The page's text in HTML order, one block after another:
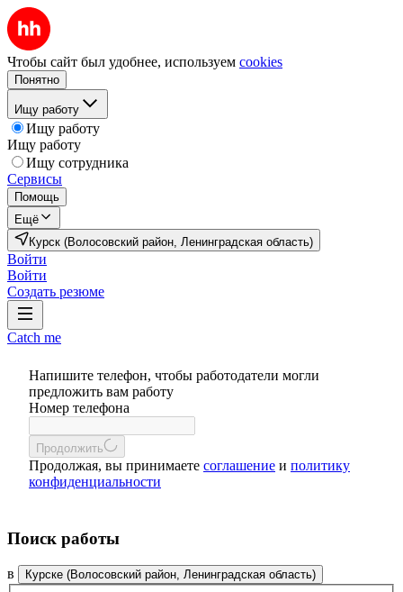
Чтобы сайт был удобнее, используем cookies
Понятно
Ищу работу
Ищу работу
Ищу работу
Ищу сотрудника
Сервисы
Помощь
Ещё
Курск (Волосовский район, Ленинградская область)
Войти
Войти
Создать резюме
Catch me
Напишите телефон, чтобы работодатели могли
предложить вам работу
Номер телефона
Продолжить
Продолжая, вы принимаете соглашение и политику
конфиденциальности
Поиск работы
в Курске (Волосовский район, Ленинградская область)